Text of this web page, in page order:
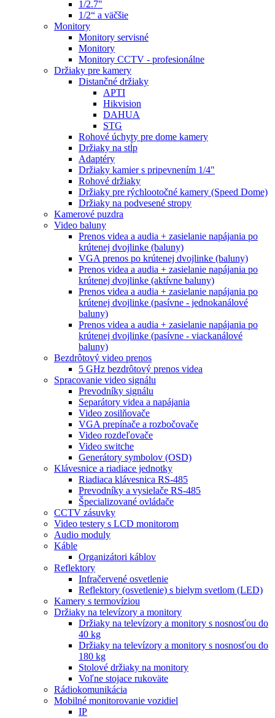
1/2.7"
1/2“ a väčšie
Monitory
Monitory servisné
Monitory
Monitory CCTV - profesionálne
Držiaky pre kamery
Distančné držiaky
APTI
Hikvision
DAHUA
STG
Rohové úchyty pre dome kamery
Držiaky na stĺp
Adaptéry
Držiaky kamier s pripevnením 1/4"
Rohové držiaky
Držiaky pre rýchlootočné kamery (Speed Dome)
Držiaky na podvesené stropy
Kamerové puzdra
Video baluny
Prenos videa a audia + zasielanie napájania po
krútenej dvojlinke (baluny)
VGA prenos po krútenej dvojlinke (baluny)
Prenos videa a audia + zasielanie napájania po
krútenej dvojlinke (aktívne baluny)
Prenos videa a audia + zasielanie napájania po
krútenej dvojlinke (pasívne - jednokanálové
baluny)
Prenos videa a audia + zasielanie napájania po
krútenej dvojlinke (pasívne - viackanálové
baluny)
Bezdrôtový video prenos
5 GHz bezdrôtový prenos videa
Spracovanie video signálu
Prevodníky signálu
Separátory videa a napájania
Video zosilňovače
VGA prepínače a rozbočovače
Video rozdeľovače
Video switche
Generátory symbolov (OSD)
Klávesnice a riadiace jednotky
Riadiaca klávesnica RS-485
Prevodníky a vysielače RS-485
Špecializované ovládače
CCTV zásuvky
Video testery s LCD monitorom
Audio moduly
Káble
Organizátori káblov
Reflektory
Infračervené osvetlenie
Reflektory (osvetlenie) s bielym svetlom (LED)
Kamery s termovíziou
Držiaky na televízory a monitory
Držiaky na televízory a monitory s nosnosťou do
40 kg
Držiaky na televízory a monitory s nosnosťou do
180 kg
Stolové držiaky na monitory
Voľne stojace rukoväte
Rádiokomunikácia
Mobilné monitorovanie vozidiel
IP